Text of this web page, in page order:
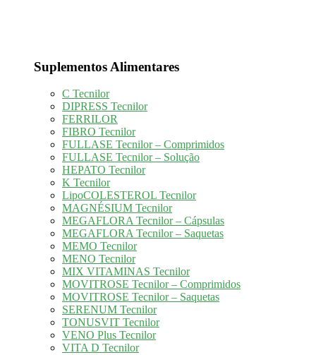
Suplementos Alimentares
C Tecnilor
DIPRESS Tecnilor
FERRILOR
FIBRO Tecnilor
FULLASE Tecnilor – Comprimidos
FULLASE Tecnilor – Solução
HEPATO Tecnilor
K Tecnilor
LipoCOLESTEROL Tecnilor
MAGNÉSIUM Tecnilor
MEGAFLORA Tecnilor – Cápsulas
MEGAFLORA Tecnilor – Saquetas
MEMO Tecnilor
MENO Tecnilor
MIX VITAMINAS Tecnilor
MOVITROSE Tecnilor – Comprimidos
MOVITROSE Tecnilor – Saquetas
SERENUM Tecnilor
TONUSVIT Tecnilor
VENO Plus Tecnilor
VITA D Tecnilor